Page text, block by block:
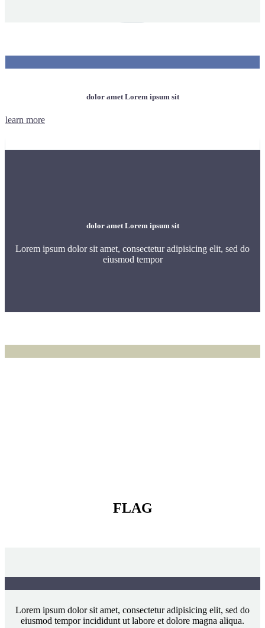
dolor amet Lorem ipsum sit
learn more
dolor amet Lorem ipsum sit
Lorem ipsum dolor sit amet, consectetur adipisicing elit, sed do
eiusmod tempor
FLAG
Lorem ipsum dolor sit amet, consectetur adipisicing elit, sed do
eiusmod tempor incididunt ut labore et dolore magna aliqua.